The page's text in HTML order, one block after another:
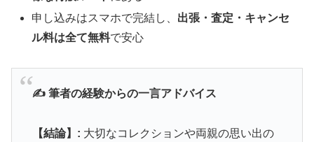
申し込みはスマホで完結し、 出張・査定・キャンセ
ル料は全て無料で安心
✍️ 筆者の経験からの一言アドバイス
【結論】: 大切なコレクションや両親の思い出の